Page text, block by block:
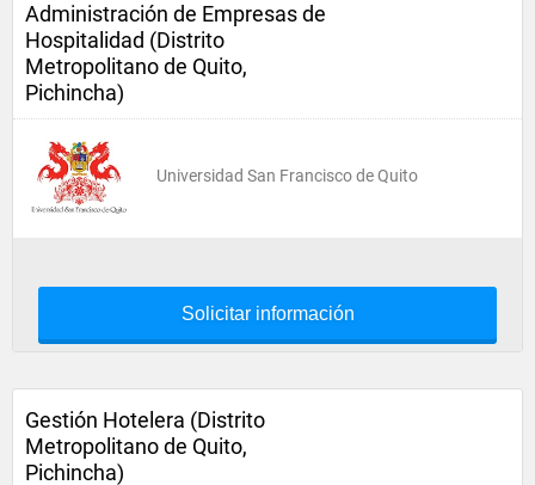
Administración de Empresas de
Hospitalidad (Distrito
Metropolitano de Quito,
Pichincha)
Universidad San Francisco de Quito
Solicitar información
Gestión Hotelera (Distrito
Metropolitano de Quito,
Pichincha)